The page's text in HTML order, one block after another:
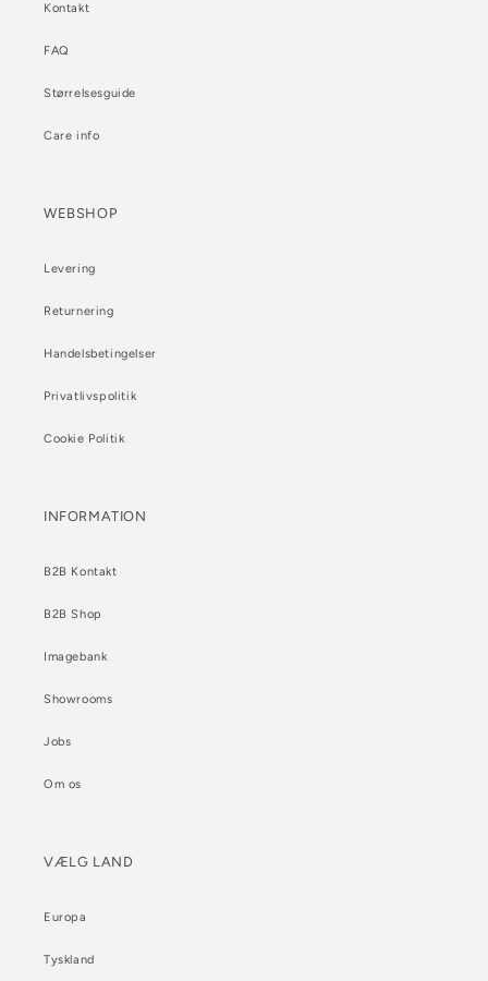
Kontakt
FAQ
Størrelsesguide
Care info
WEBSHOP
Levering
Returnering
Handelsbetingelser
Privatlivspolitik
Cookie Politik
INFORMATION
B2B Kontakt
B2B Shop
Imagebank
Showrooms
Jobs
Om os
VÆLG LAND
Europa
Tyskland